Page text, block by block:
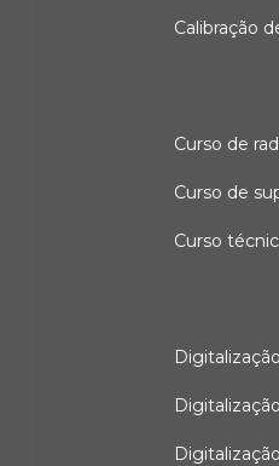
calibração
curso de
curso de
curso